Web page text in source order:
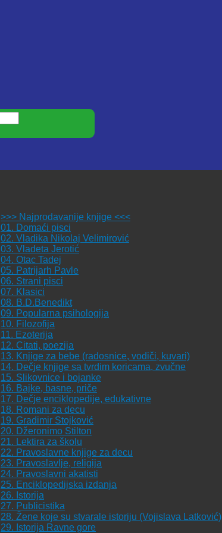
>>> Najprodavanije knjige <<<
01. Domaći pisci
02. Vladika Nikolaj Velimirović
03. Vladeta Jerotić
04. Otac Tadej
05. Patrijarh Pavle
06. Strani pisci
07. Klasici
08. B.D.Benedikt
09. Popularna psihologija
10. Filozofija
11. Ezoterija
12. Citati, poezija
13. Knjige za bebe (radosnice, vodiči, kuvari)
14. Dečje knjige sa tvrdim koricama, zvučne
15. Slikovnice i bojanke
16. Bajke, basne, priče
17. Dečje enciklopedije, edukativne
18. Romani za decu
19. Gradimir Stojković
20. Džeronimo Stilton
21. Lektira za školu
22. Pravoslavne knjige za decu
23. Pravoslavlje, religija
24. Pravoslavni akatisti
25. Enciklopedijska izdanja
26. Istorija
27. Publicistika
28. Žene koje su stvarale istoriju (Vojislava Latković)
29. Istorija Ravne gore